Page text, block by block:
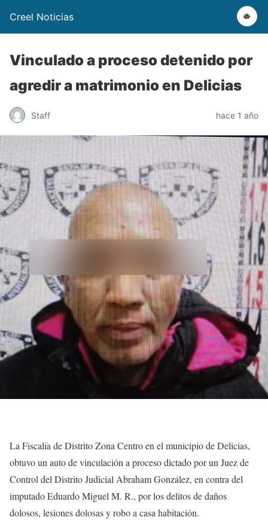
Creel Noticias
Vinculado a proceso detenido por
agredir a matrimonio en Delicias
Staff hace 1 año
La Fiscalía de Distrito Zona Centro en el municipio de Delicias,
obtuvo un auto de vinculación a proceso dictado por un Juez de
Control del Distrito Judicial Abraham González, en contra del
imputado Eduardo Miguel M. R., por los delitos de daños
dolosos, lesiones dolosas y robo a casa habitación.